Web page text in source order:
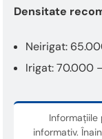
Densitate
Neirigat:
Irigat: 70.000
informativ.